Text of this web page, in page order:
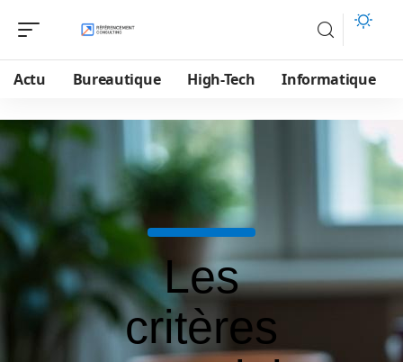
Actu Bureautique High-Tech Informatique
Les
critères